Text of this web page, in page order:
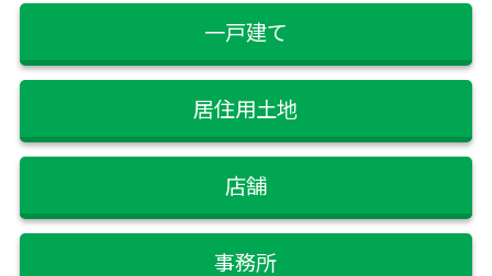
一戸建て
居住用土地
店舗
事務所